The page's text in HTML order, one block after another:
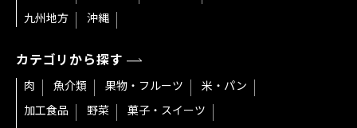
九州地方
沖縄
カテゴリから探す
肉 魚介類 果物・フルーツ
米・パン
加工食品
野菜
菓子・スイーツ